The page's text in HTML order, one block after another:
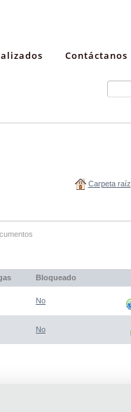
Contáctanos
Carpeta raíz
Bloqueado
No
No